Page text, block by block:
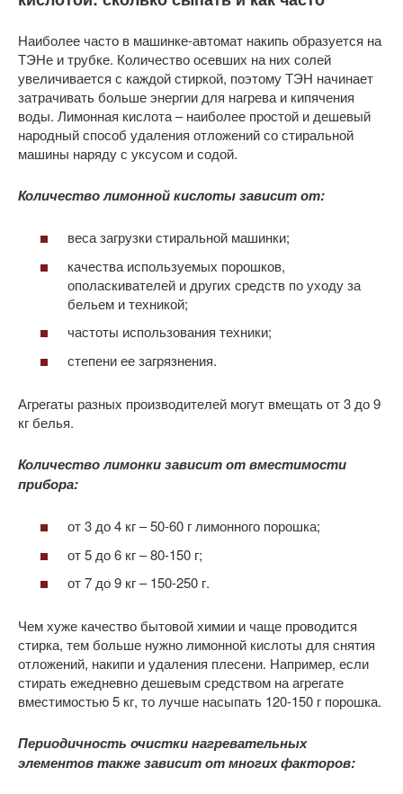
Наиболее часто в машинке-автомат накипь образуется на
ТЭНе и трубке. Количество осевших на них солей
увеличивается с каждой стиркой, поэтому ТЭН начинает
затрачивать больше энергии для нагрева и кипячения
воды. Лимонная кислота – наиболее простой и дешевый
народный способ удаления отложений со стиральной
машины наряду с уксусом и содой.
Количество лимонной кислоты зависит от:
веса загрузки стиральной машинки;
качества используемых порошков,
ополаскивателей и других средств по уходу за
бельем и техникой;
частоты использования техники;
степени ее загрязнения.
Агрегаты разных производителей могут вмещать от 3 до 9
кг белья.
Количество лимонки зависит от вместимости
прибора:
от 3 до 4 кг – 50-60 г лимонного порошка;
от 5 до 6 кг – 80-150 г;
от 7 до 9 кг – 150-250 г.
Чем хуже качество бытовой химии и чаще проводится
стирка, тем больше нужно лимонной кислоты для снятия
отложений, накипи и удаления плесени. Например, если
стирать ежедневно дешевым средством на агрегате
вместимостью 5 кг, то лучше насыпать 120-150 г порошка.
Периодичность очистки нагревательных
элементов также зависит от многих факторов: